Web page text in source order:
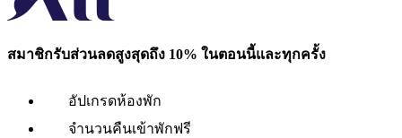
สมาชิกรับส่วนลดสูงสุดถึง 10% ในตอนนี้และทุกครั้ง
อัปเกรดห้องพัก
จำนวนคืนเข้าพักฟรี